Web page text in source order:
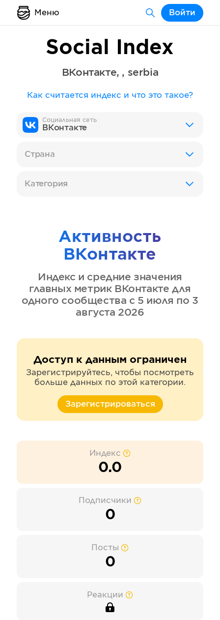
Меню Войти
Social Index
ВКонтакте, , serbia
Как считается индекс и что это такое?
Социальная сеть
ВКонтакте
Страна
Категория
Активность
ВКонтакте
Индекс и средние значения
главных метрик ВКонтакте для
одного сообщества с 5 июля по 3
августа 2026
Доступ к данным ограничен
Зарегистрируйтесь, чтобы посмотреть
больше данных по этой категории.
Зарегистрироваться
Индекс
0.0
Подписчики
0
Посты
0
Реакции